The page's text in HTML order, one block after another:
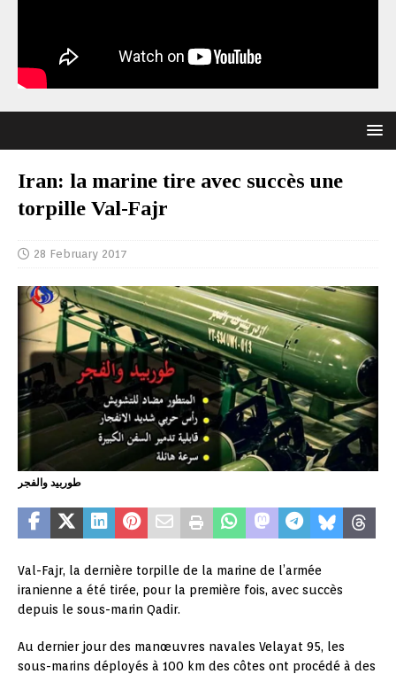
Iran: la marine tire avec succès une
torpille Val-Fajr
28 February 2017
طوربيد والفجر
Val-Fajr, la dernière torpille de la marine de l’armée
iranienne a été tirée, pour la première fois, avec succès
depuis le sous-marin Qadir.
Au dernier jour des manœuvres navales Velayat 95, les
sous-marins déployés à 100 km des côtes ont procédé à des